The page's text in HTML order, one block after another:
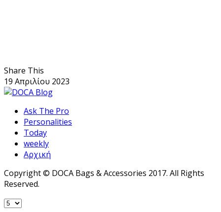
Share This
19 Απριλίου 2023
Ask The Pro
Personalities
Today
weekly
Αρχική
Copyright © DOCA Bags & Accessories 2017. All Rights
Reserved.